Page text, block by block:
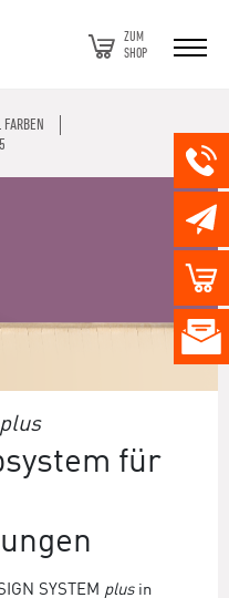
ZUM
SHOP
plus
für
SYSTEM plusin